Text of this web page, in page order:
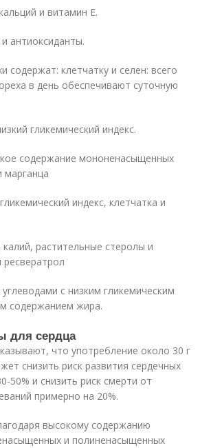
и витамин Е.
антиоксиданты.
содержат: клетчатку и селен: всего
в день обеспечивают суточную
гликемический индекс.
содержание мононенасыщенных
индекс, клетчатка и
растительные стеролы и
ресвератрол
с низким гликемическим
содержанием жира.
для сердца
что употребление около 30 г
снизить риск развития сердечных
50% и снизить риск смерти от
примерно на 20%.
высокому содержанию
и полиненасыщенных